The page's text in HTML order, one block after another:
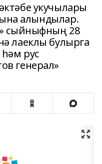
укучылары
алындылар.
сыйныфның 28
лаеклы булырга
рус
генерал»